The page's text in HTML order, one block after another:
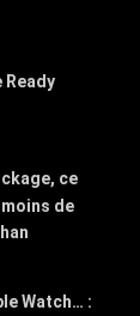
Ready
ce
de
Watch… :